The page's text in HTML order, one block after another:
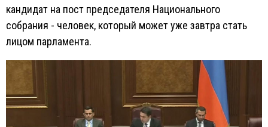
кандидат на пост председателя Национального
собрания - человек, который может уже завтра стать
лицом парламента.